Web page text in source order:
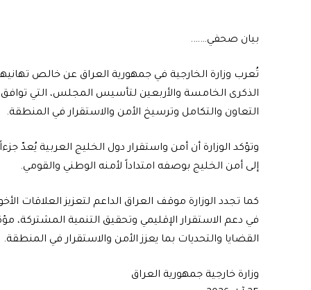
بيان صحفي…….
تُعرب وزارة الخارجية في جمهورية العراق عن خالص
الذكرى الخامسة والأربعين لتأسيس المجلس، التي
التعاون والتكامل وترسيخ الأمن والاستقرار في المنطقة.
وتؤكد الوزارة أن أمن واستقرار دول الخليج العربية يُعدّ
إلى أمن الخليج بوصفه امتداداً لأمنه الوطني والقومي.
كما تجدد الوزارة موقف العراق الداعم لتعزيز العلاقات
في دعم الاستقرار الإقليمي وتحقيق التنمية
القضايا والتحديات بما يعزز الأمن والاستقرار في المنطقة.
وزارة خارجية جمهورية العراق